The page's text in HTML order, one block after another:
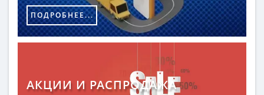
ПОДРОБНЕЕ...
АКЦИИ И РАСПРОДАЖА